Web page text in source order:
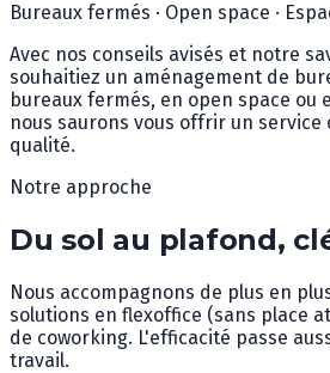
Bureaux fermés · Open space ·
Avec nos conseils avisés et notre
souhaitiez un aménagement de
bureaux fermés, en open space ou
nous saurons vous offrir un service
qualité.
Notre approche
Du sol au plafond,
Nous accompagnons de plus en
solutions en flexoffice (sans place
de coworking. L'efficacité passe
travail.